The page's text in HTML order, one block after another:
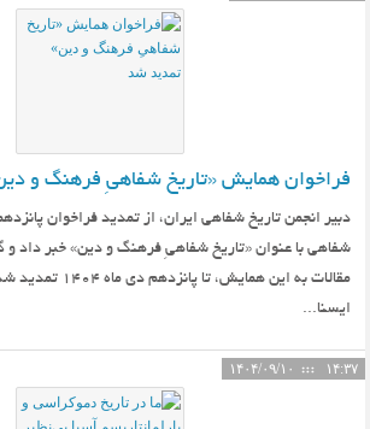
فراخوان همایش «تاریخ شفاهیِ فرهنگ و
دبیر انجمن تاریخ شفاهی ایران، از تمدید فراخوان
شفاهی با عنوان «تاریخ شفاهیِ فرهنگ و دین» خبر داد
مقالات به این همایش،
ایسنا...
۱۴:۳۷